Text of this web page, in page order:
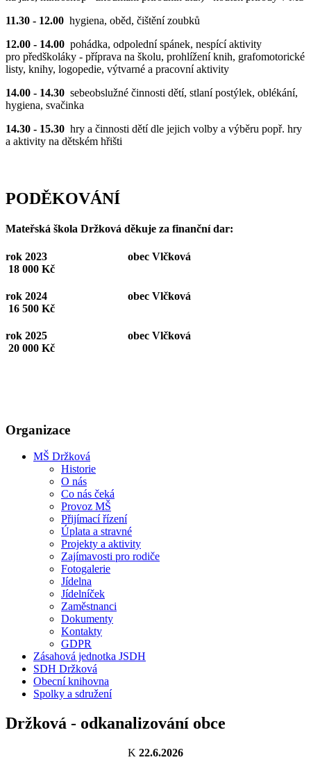
11.30 - 12.00 hygiena, oběd, čištění zoubků
12.00 - 14.00 pohádka, odpolední spánek, nespící aktivity
pro předškoláky - příprava na školu, prohlížení knih, grafomotorické
listy, knihy, logopedie, výtvarné a pracovní aktivity
14.00 - 14.30 sebeobslužné činnosti dětí, stlaní postýlek, oblékání,
hygiena, svačinka
14.30 - 15.30 hry a činnosti dětí dle jejich volby a výběru popř. hry
a aktivity na dětském hřišti
PODĚKOVÁNÍ
Mateřská škola Držková děkuje za finanční dar:
rok 2023 obec Vlčková
18 000 Kč
rok 2024
obec Vlčková
16 500 Kč
rok 2025 obec Vlčková
20 000 Kč
Organizace
MŠ Držková
Historie
O nás
Co nás čeká
Provoz MŠ
Přijímací řízení
Úplata a stravné
Projekty a aktivity
Zajímavosti pro rodiče
Fotogalerie
Jídelna
Jídelníček
Zaměstnanci
Dokumenty
Kontakty
GDPR
Zásahová jednotka JSDH
SDH Držková
Obecní knihovna
Spolky a sdružení
Držková - odkanalizování obce
K 22.6.2026